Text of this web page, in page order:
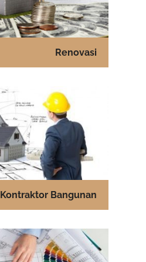
Renovasi
Kontraktor Bangunan